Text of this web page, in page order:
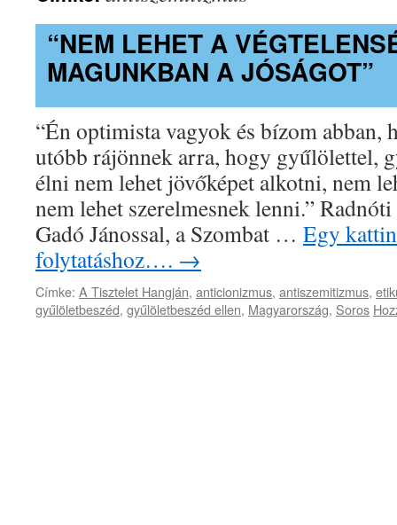
“NEM LEHET A
MAGUNKBAN A JÓSÁGOT”
“Én optimista vagyok és bízom abban,
utóbb rájönnek arra, hogy gyűlölettel,
élni nem lehet jövőképet alkotni, nem
nem lehet szerelmesnek lenni.”
Gadó Jánossal, a Szombat … Egy
folytatáshoz…. →
Címke: A Tisztelet Hangján, anticionizmus, antiszemitizmus,
gyűlöletbeszéd, gyűlöletbeszéd ellen, Magyarország, Soros